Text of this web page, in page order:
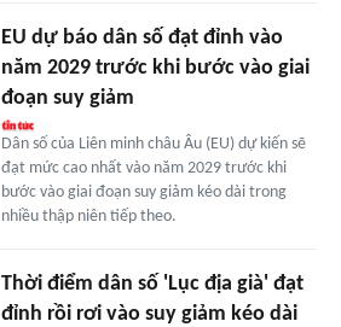
EU dự báo dân số đạt đỉnh vào
năm 2029 trước khi bước vào giai
đoạn suy giảm
Dân số của Liên minh châu Âu (EU) dự kiến sẽ
đạt mức cao nhất vào năm 2029 trước khi
bước vào giai đoạn suy giảm kéo dài trong
nhiều thập niên tiếp theo.
Thời điểm dân số 'Lục địa già' đạt
đỉnh rồi rơi vào suy giảm kéo dài